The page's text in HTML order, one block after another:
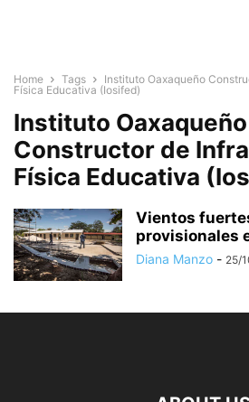
Home Tags
Instituto Oaxaqueño
Física Educativa (Iosifed)
Instituto Oaxaqueño
Constructor de
Física Educativa
Vientos
provisionales
Diana Manzo - 25/